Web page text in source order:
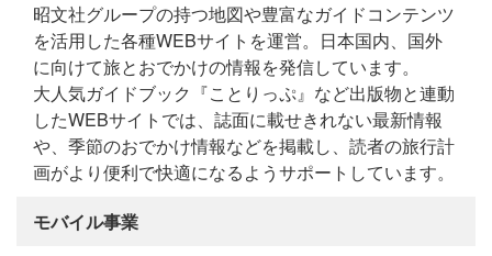
昭文社グループの持つ地図や豊富なガイドコンテンツ
を活用した各種WEBサイトを運営。日本国内、国外
に向けて旅とおでかけの情報を発信しています。
大人気ガイドブック『ことりっぷ』など出版物と連動
したWEBサイトでは、誌面に載せきれない最新情報
や、季節のおでかけ情報などを掲載し、読者の旅行計
画がより便利で快適になるようサポートしています。
モバイル事業